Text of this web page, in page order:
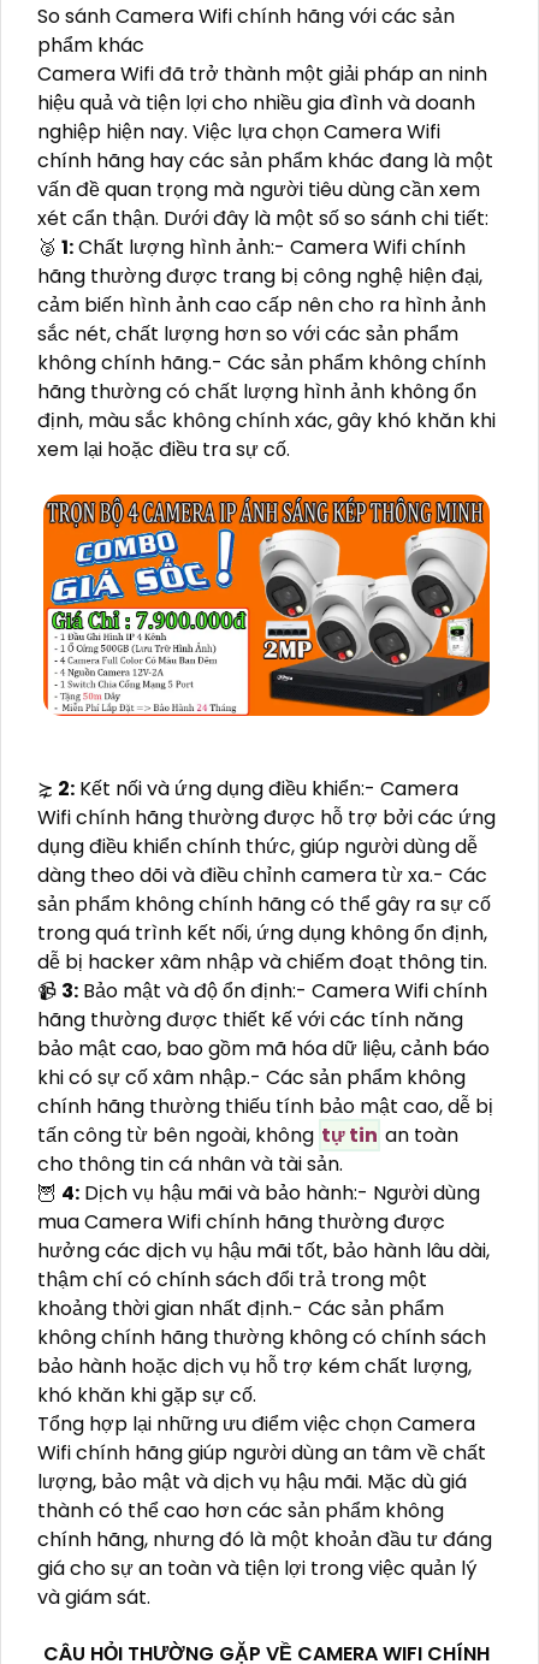
So sánh Camera Wifi chính hãng với các sản
phẩm khác
Camera Wifi đã trở thành một giải pháp an ninh
hiệu quả và tiện lợi cho nhiều gia đình và doanh
nghiệp hiện nay. Việc lựa chọn Camera Wifi
chính hãng hay các sản phẩm khác đang là một
vấn đề quan trọng mà người tiêu dùng cần xem
xét cẩn thận. Dưới đây là một số so sánh chi tiết:
️🥈 1:Chất lượng hình ảnh:- Camera Wifi chính
hãng thường được trang bị công nghệ hiện đại,
cảm biến hình ảnh cao cấp nên cho ra hình ảnh
sắc nét, chất lượng hơn so với các sản phẩm
không chính hãng.- Các sản phẩm không chính
hãng thường có chất lượng hình ảnh không ổn
định, màu sắc không chính xác, gây khó khăn khi
xem lại hoặc điều tra sự cố.
⋩ 2: Kết nối và ứng dụng điều khiển:- Camera
Wifi chính hãng thường được hỗ trợ bởi các ứng
dụng điều khiển chính thức, giúp người dùng dễ
dàng theo dõi và điều chỉnh camera từ xa.- Các
sản phẩm không chính hãng có thể gây ra sự cố
trong quá trình kết nối, ứng dụng không ổn định,
dễ bị hacker xâm nhập và chiếm đoạt thông tin.
📹 3: Bảo mật và độ ổn định:- Camera Wifi chính
hãng thường được thiết kế với các tính năng
bảo mật cao, bao gồm mã hóa dữ liệu, cảnh báo
khi có sự cố xâm nhập.- Các sản phẩm không
chính hãng thường thiếu tính bảo mật cao, dễ bị
tấn công từ bên ngoài, không tự tin an toàn
cho thông tin cá nhân và tài sản.
🦉 4: Dịch vụ hậu mãi và bảo hành:- Người dùng
mua Camera Wifi chính hãng thường được
hưởng các dịch vụ hậu mãi tốt, bảo hành lâu dài,
thậm chí có chính sách đổi trả trong một
khoảng thời gian nhất định.- Các sản phẩm
không chính hãng thường không có chính sách
bảo hành hoặc dịch vụ hỗ trợ kém chất lượng,
khó khăn khi gặp sự cố.
Tổng hợp lại những ưu điểm việc chọn Camera
Wifi chính hãng giúp người dùng an tâm về chất
lượng, bảo mật và dịch vụ hậu mãi. Mặc dù giá
thành có thể cao hơn các sản phẩm không
chính hãng, nhưng đó là một khoản đầu tư đáng
giá cho sự an toàn và tiện lợi trong việc quản lý
và giám sát.
CÂU HỎI THƯỜNG GẶP VỀ CAMERA WIFI CHÍNH